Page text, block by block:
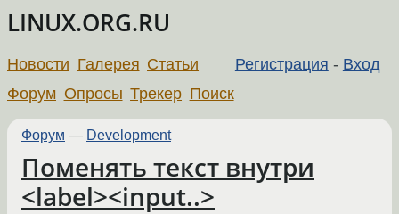
LINUX.ORG.RU
Регистрация - Вход
Новости Галерея Статьи
Форум Опросы Трекер Поиск
Форум — Development
Поменять текст внутри
<label><input..>